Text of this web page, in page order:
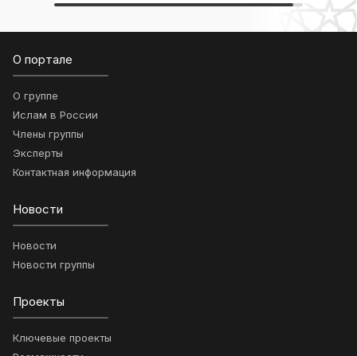
О портале
О группе
Ислам в России
Члены группы
Эксперты
Контактная информация
Новости
Новости
Новости группы
Проекты
Ключевые проекты